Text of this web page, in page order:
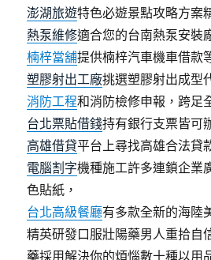
澎湖旅遊特色必遊景點攻略方案
熱泵維修適合您的台南熱泵安裝
楠梓當舖提供楠梓汽車機車借款
塑膠射出工廠挑選塑膠射出成型
消防工程和消防檢修申報，跨足
台北票貼借錢持有銀行支票皆可
高雄借貸平台上尋找高雄合法貸
電腦割字機種施工許多連鎖企業
色貼紙，
台北高級餐廳有多款全新的海陸
精英研發口服壯陽藥男人重拾自
藥採用解決你的煩惱數十種以用